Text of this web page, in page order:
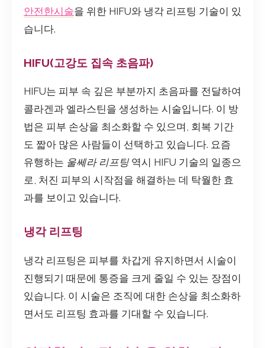
안전한시술을 위한 HIFU와 냉각 리프팅 기술이 있
습니다.
HIFU(고강도 집속 초음파)
HIFU는 피부 속 깊은 부분까지 초음파를 전달하여
콜라겐과 엘라스틴을 생성하는 시술입니다. 이 방
법은 피부 손상을 최소화할 수 있으며, 회복 기간
도 짧아 많은 사람들이 선택하고 있습니다. 요즘
유행하는 울쎄라 리프팅역시 HIFU 기술의 일종으
로, 처진 피부의 시작점을 해결하는 데 탁월한 효
과를 보이고 있습니다.
냉각 리프팅
냉각 리프팅은 피부를 차갑게 유지하면서 시술이
진행되기 때문에 통증을 크게 줄일 수 있는 장점이
있습니다. 이 시술은 조직에 대한 손상을 최소화하
면서도 리프팅 효과를 기대할 수 있습니다.